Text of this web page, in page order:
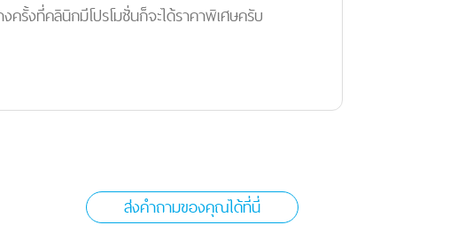
งที่คลินิกมีโปรโมชั่นก็จะได้ราคาพิเศษครับ
ส่งคำถามของคุณได้ที่นี่